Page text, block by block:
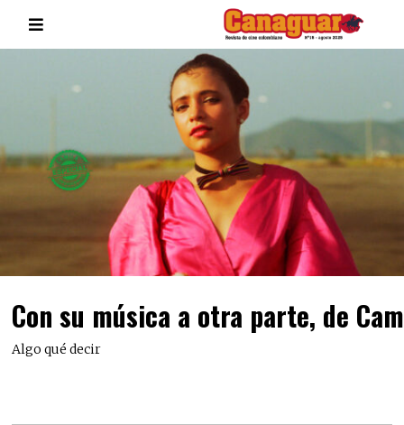
Con su música a otra parte, de
Algo qué decir